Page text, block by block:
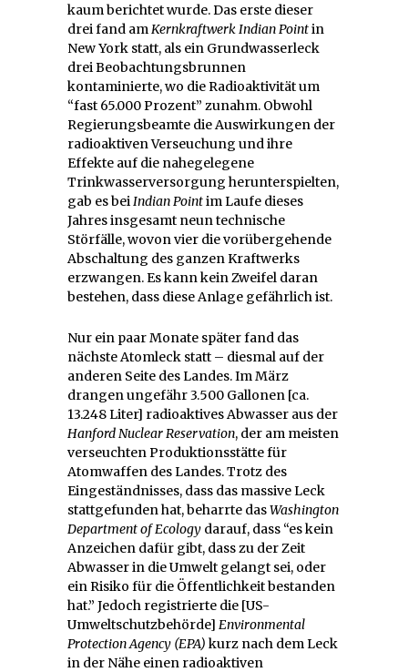
kaum berichtet wurde. Das erste dieser
drei fand amKernkraftwerkIndian Pointin
New York statt, als ein Grundwasserleck
drei Beobachtungsbrunnen
kontaminierte, wo die Radioaktivität um
“fast 65.000 Prozent” zunahm. Obwohl
Regierungsbeamte die Auswirkungen der
radioaktiven Verseuchung und ihre
Effekte auf die nahegelegene
Trinkwasserversorgung herunterspielten,
gab es beiIndian Pointim Laufe dieses
Jahres insgesamt neun technische
Störfälle, wovon vier die vorübergehende
Abschaltung des ganzen Kraftwerks
erzwangen. Es kann kein Zweifel daran
bestehen, dass diese Anlage gefährlich ist.
Nur ein paar Monate später fand das
nächste Atomleck statt – diesmal auf der
anderen Seite des Landes. Im März
drangen ungefähr 3.500 Gallonen [ca.
13.248 Liter] radioaktives Abwasser aus der
Hanford Nuclear Reservation, der am meisten
verseuchten Produktionsstätte für
Atomwaffen des Landes. Trotz des
Eingeständnisses, dass das massive Leck
stattgefunden hat, beharrte dasWashington
Department of Ecology darauf, dass “es kein
Anzeichen dafür gibt, dass zu der Zeit
Abwasser in die Umwelt gelangt sei, oder
ein Risiko für die Öffentlichkeit bestanden
hat.” Jedoch registrierte die [US-
Umweltschutzbehörde] Environmental
Protection Agency (EPA) kurz nach dem Leck
in der Nähe einen radioaktiven